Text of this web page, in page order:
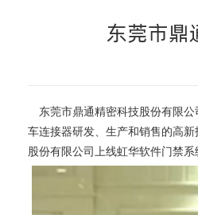
东莞市鼎
东莞市鼎通精密科技股份有限公
车连接器研发、生产和销售的高
股份有限公司上线虹华软件门禁系